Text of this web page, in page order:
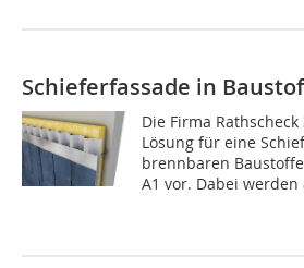
Schieferfassade in
Die Firma
Lösung für eine
brennbaren
A1 vor. Dabei werden